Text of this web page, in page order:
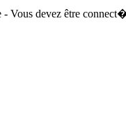
- Vous devez être